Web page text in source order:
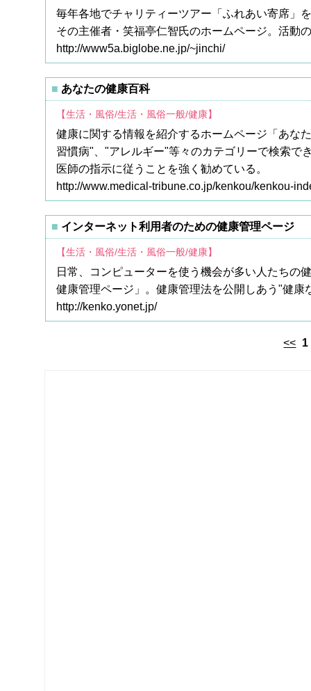
毎年各地でチャリティーツアー「ふれあい寄席」
その主催者・笑福亭仁智氏のホームページ。活動
http://www5a.biglobe.ne.jp/~jinchi/
あなたの健康百科
【生活・風俗/生活・風俗一般/健康】
健康に関する情報を紹介するホームページ「あな
習慣病"、"アレルギー"等々のカテゴリーで検索で
医師の指示に従うことを強く勧めている。
http://www.medical-tribune.co.jp/kenkou/kenkou-
インターネット利用者のための健康管理ページ
【生活・風俗/生活・風俗一般/健康】
日常、コンピューターを使う機会が多い人たちの
健康管理ページ」。健康管理法を公開しあう"健
http://kenko.yonet.jp/
<< 1